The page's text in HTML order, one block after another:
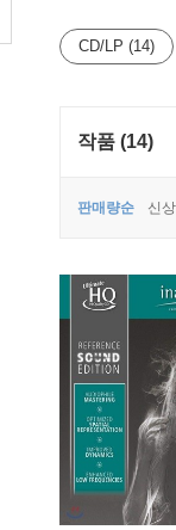
CD/LP (14)
작품 (14)
판매량순 신